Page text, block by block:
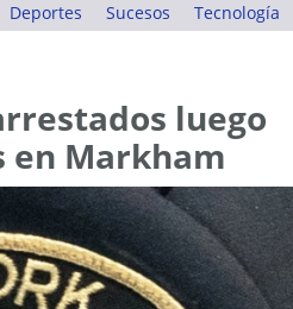
Deportes Sucesos Tecnología
luego
en Markham